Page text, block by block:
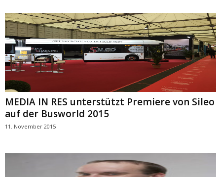
MEDIA IN RES unterstützt Premiere von Sileo
auf der Busworld 2015
11. November 2015